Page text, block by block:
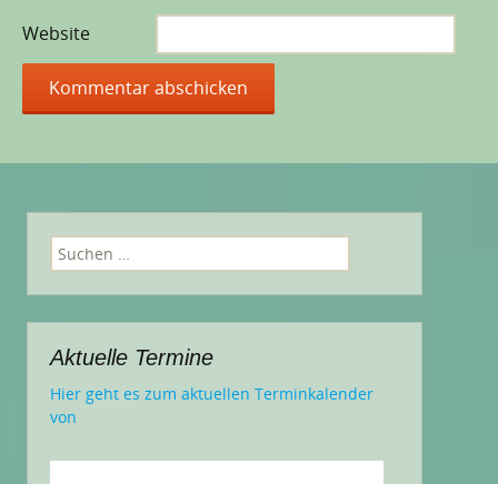
Website
Suchen
nach:
Aktuelle Termine
Hier geht es zum aktuellen Terminkalender
von